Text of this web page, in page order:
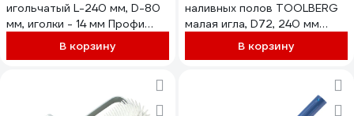
игольчатый L-240 мм, D-80
мм, иголки - 14 мм Профи
В корзину
наливных полов TOOLBERG
малая игла, D72, 240 мм
0306990 90003866314
В корзину